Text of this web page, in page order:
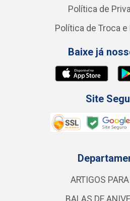
Política de
Política de Troca
Baixe já
Site
ARTIGOS
BALAS DE